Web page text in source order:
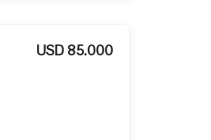
USD 85.000